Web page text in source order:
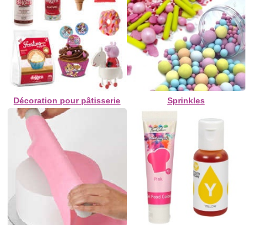
Décoration pour pâtisserie Sprinkles